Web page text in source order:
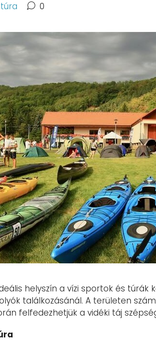
0
helyszín a vízi sportok és túrák
találkozásánál. A területen
felfedezhetjük a vidéki táj